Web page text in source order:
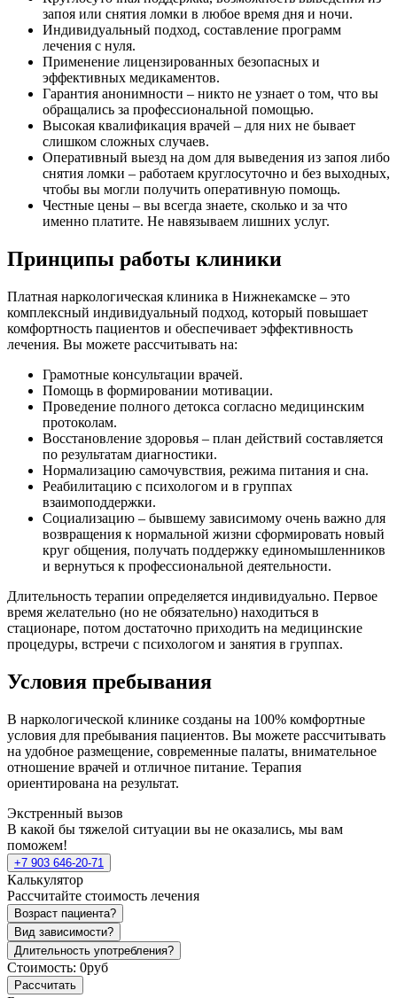
запоя или снятия ломки в любое время дня и ночи.
Индивидуальный подход, составление программ
лечения с нуля.
Применение лицензированных безопасных и
эффективных медикаментов.
Гарантия анонимности – никто не узнает о том, что вы
обращались за профессиональной помощью.
Высокая квалификация врачей – для них не бывает
слишком сложных случаев.
Оперативный выезд на дом для выведения из запоя либо
снятия ломки – работаем круглосуточно и без выходных,
чтобы вы могли получить оперативную помощь.
Честные цены – вы всегда знаете, сколько и за что
именно платите. Не навязываем лишних услуг.
Принципы работы клиники
Платная наркологическая клиника в Нижнекамске – это
комплексный индивидуальный подход, который повышает
комфортность пациентов и обеспечивает эффективность
лечения. Вы можете рассчитывать на:
Грамотные консультации врачей.
Помощь в формировании мотивации.
Проведение полного детокса согласно медицинским
протоколам.
Восстановление здоровья – план действий составляется
по результатам диагностики.
Нормализацию самочувствия, режима питания и сна.
Реабилитацию с психологом и в группах
взаимоподдержки.
Социализацию – бывшему зависимому очень важно для
возвращения к нормальной жизни сформировать новый
круг общения, получать поддержку единомышленников
и вернуться к профессиональной деятельности.
Длительность терапии определяется индивидуально. Первое
время желательно (но не обязательно) находиться в
стационаре, потом достаточно приходить на медицинские
процедуры, встречи с психологом и занятия в группах.
Условия пребывания
В наркологической клинике созданы на 100% комфортные
условия для пребывания пациентов. Вы можете рассчитывать
на удобное размещение, современные палаты, внимательное
отношение врачей и отличное питание. Терапия
ориентирована на результат.
Экстренный вызов
В какой бы тяжелой ситуации вы не оказались, мы вам
поможем!
+7 903 646-20-71
Калькулятор
Рассчитайте стоимость лечения
Возраст пациента?
Вид зависимости?
Длительность употребления?
Стоимость: 0руб
Рассчитать